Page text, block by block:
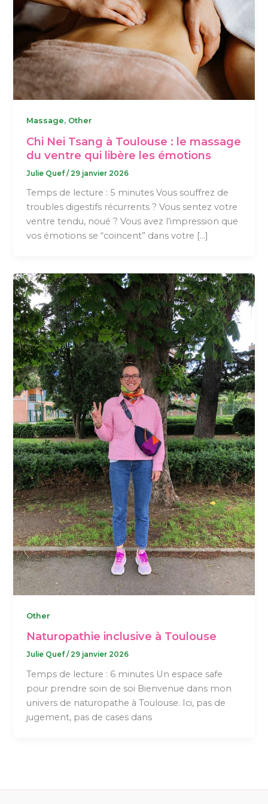
Massage, Other
Chi Nei Tsang à Toulouse : le massage
du ventre qui libère les émotions
Julie Quef/ 29 janvier 2026
Temps de lecture : 5 minutes Vous souffrez de
troubles digestifs récurrents ? Vous sentez votre
ventre tendu, noué ? Vous avez l’impression que
vos émotions se “coincent” dans votre […]
Other
Naturopathie inclusive à Toulouse
Julie Quef/ 29 janvier 2026
Temps de lecture : 6 minutes Un espace safe
pour prendre soin de soi Bienvenue dans mon
univers de naturopathe à Toulouse. Ici, pas de
jugement, pas de cases dans